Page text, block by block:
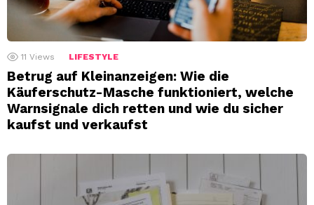
11 Views LIFESTYLE
Betrug auf Kleinanzeigen: Wie die
Käuferschutz-Masche funktioniert, welche
Warnsignale dich retten und wie du sicher
kaufst und verkaufst